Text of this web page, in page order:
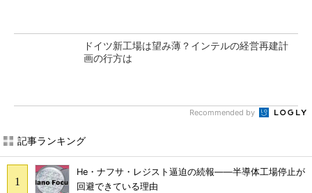
ドイツ新工場は望み薄？インテルの経営再建計
画の行方は
Recommended by
記事ランキング
He・ナフサ・レジスト逼迫の続報――半導体工場停止が
回避できている理由